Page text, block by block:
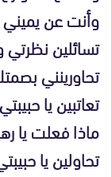
وأنت عن
تسائلين
تحاورينني
تعاتبين يا
ماذا فعلت يا
تحاولين يا